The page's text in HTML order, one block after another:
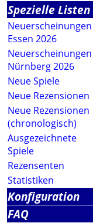
Spezielle Listen
Neuerscheinungen
Essen 2026
Neuerscheinungen
Nürnberg 2026
Neue Spiele
Neue Rezensionen
Neue Rezensionen
(chronologisch)
Ausgezeichnete
Spiele
Rezensenten
Statistiken
Konfiguration
FAQ